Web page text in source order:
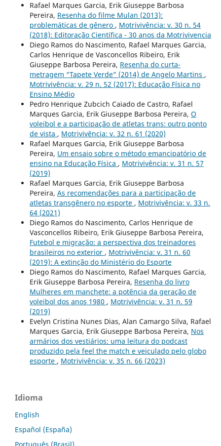
Rafael Marques Garcia, Erik Giuseppe Barbosa
Pereira, Resenha do filme Mulan (2013):
problemáticas de gênero , Motrivivência: v. 30 n. 54
(2018): Editoração Científica - 30 anos da Motrivivencia
Diego Ramos do Nascimento, Rafael Marques Garcia,
Carlos Henrique de Vasconcellos Ribeiro, Erik
Giuseppe Barbosa Pereira, Resenha do curta-
metragem “Tapete Verde” (2014) de Angelo Martins ,
Motrivivência: v. 29 n. 52 (2017): Educação Física no
Ensino Médio
Pedro Henrique Zubcich Caiado de Castro, Rafael
Marques Garcia, Erik Giuseppe Barbosa Pereira, O
voleibol e a participação de atletas trans: outro ponto
de vista , Motrivivência: v. 32 n. 61 (2020)
Rafael Marques Garcia, Erik Giuseppe Barbosa
Pereira, Um ensaio sobre o método emancipatório de
ensino na Educação Física , Motrivivência: v. 31 n. 57
(2019)
Rafael Marques Garcia, Erik Giuseppe Barbosa
Pereira, As recomendações para a participação de
atletas transgênero no esporte , Motrivivência: v. 33 n.
64 (2021)
Diego Ramos do Nascimento, Carlos Henrique de
Vasconcellos Ribeiro, Erik Giuseppe Barbosa Pereira,
Futebol e migração: a perspectiva dos treinadores
brasileiros no exterior , Motrivivência: v. 31 n. 60
(2019): A extinção do Ministério do Esporte
Diego Ramos do Nascimento, Rafael Marques Garcia,
Erik Giuseppe Barbosa Pereira, Resenha do livro
Mulheres em manchete: a potência da geração de
voleibol dos anos 1980 , Motrivivência: v. 31 n. 59
(2019)
Evelyn Cristina Nunes Dias, Alan Camargo Silva, Rafael
Marques Garcia, Erik Giuseppe Barbosa Pereira, Nos
armários dos vestiários: uma leitura do podcast
produzido pela feel the match e veiculado pelo globo
esporte , Motrivivência: v. 35 n. 66 (2023)
Idioma
English
Español (España)